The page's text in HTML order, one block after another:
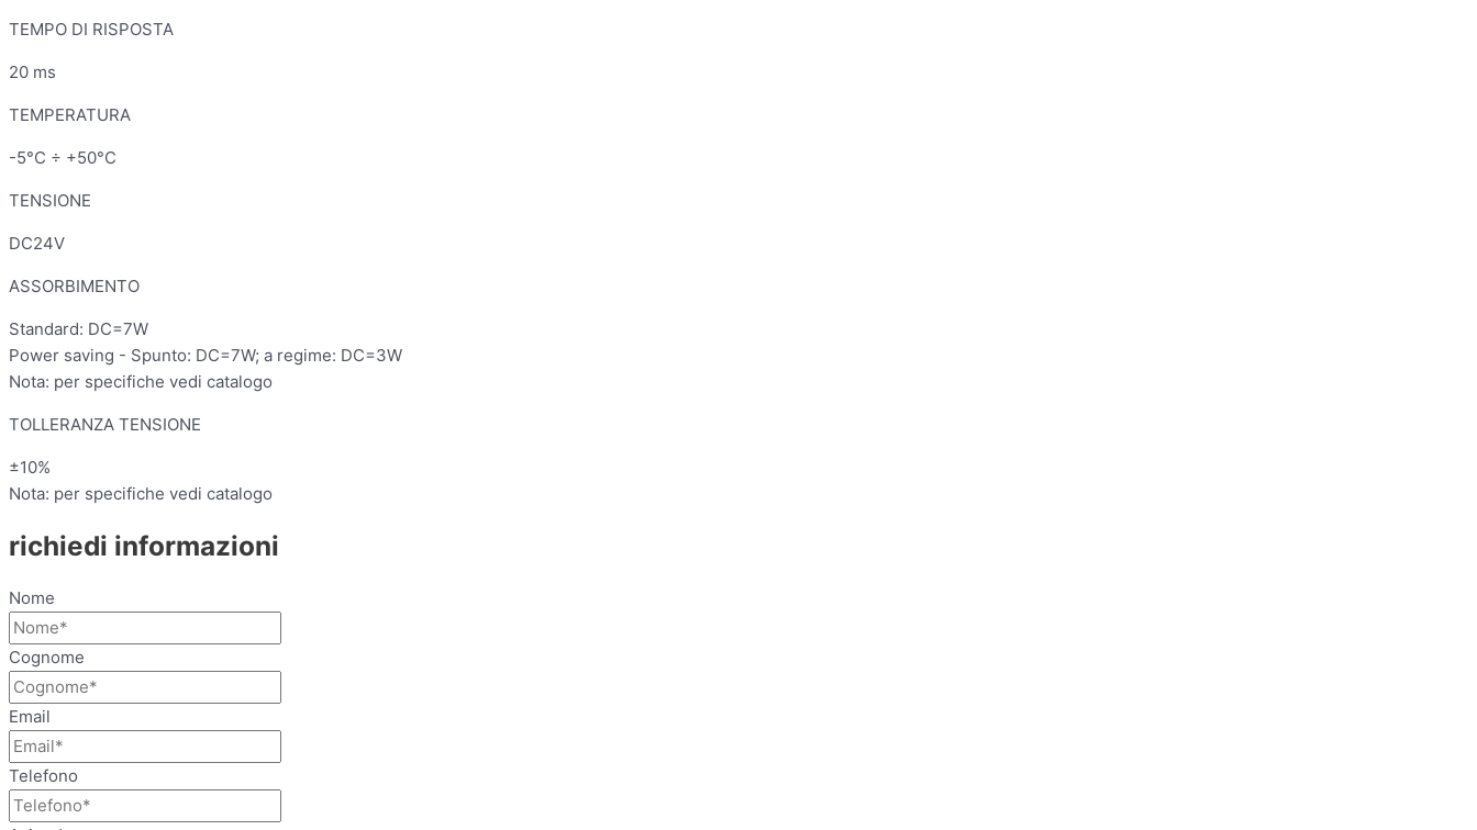
TEMPO DI RISPOSTA
20 ms
TEMPERATURA
-5°C ÷ +50°C
TENSIONE
DC24V
ASSORBIMENTO
Standard: DC=7W
Power saving - Spunto: DC=7W; a regime: DC=3W
Nota: per specifiche vedi catalogo
TOLLERANZA TENSIONE
±10%
Nota: per specifiche vedi catalogo
richiedi informazioni
Nome
Cognome
Email
Telefono